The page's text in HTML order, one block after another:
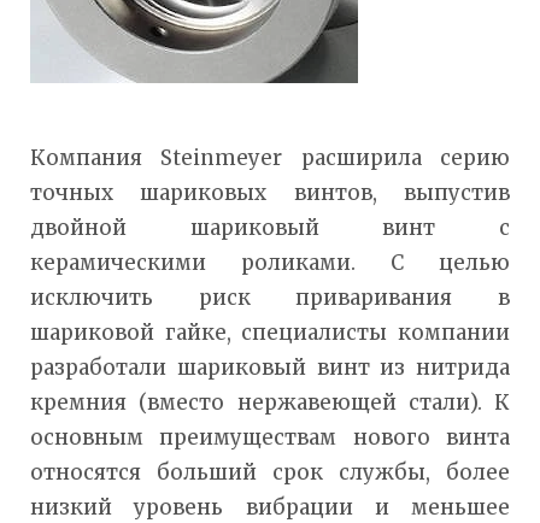
Компания Steinmeyer расширила серию
точных шариковых винтов, выпустив
двойной шариковый винт с
керамическими роликами. С целью
исключить риск приваривания в
шариковой гайке, специалисты компании
разработали шариковый винт из нитрида
кремния (вместо нержавеющей стали). К
основным преимуществам нового винта
относятся больший срок службы, более
низкий уровень вибрации и меньшее